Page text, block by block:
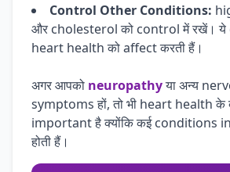
Control Other Conditions:
और cholesterol को control में रखें।
heart health को affect करती हैं।
अगर आपको neuropathyया अन्य
symptoms हों, तो भी heart health के
important है क्योंकि कई conditions
होती हैं।